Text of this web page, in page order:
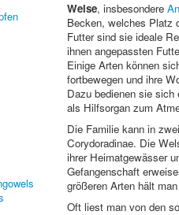
Welse, insbesondere
Becken, welches Platz
Futter sind sie ideale
ihnen angepassten
Einige Arten können
fortbewegen und ihre
Dazu bedienen sie
als Hilfsorgan zum
Die Familie kann in
Corydoradinae. Die
ihrer Heimatgewässer
Gefangenschaft
größeren Arten hält
Oft liest man von den